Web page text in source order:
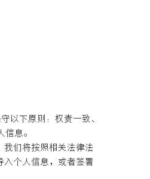
以下原则：权责一致、
息。
我们将按照相关法律法
入个人信息，或者签署